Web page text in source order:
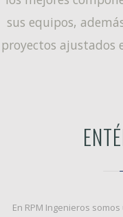
sus equipos,
proyectos ajustados
En RPM Ingenieros somos